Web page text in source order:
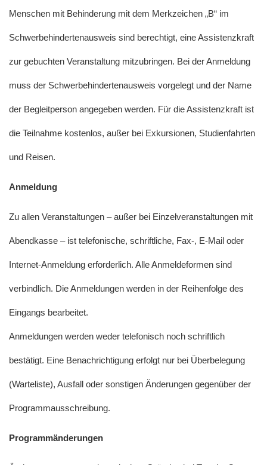
Menschen mit Behinderung mit dem Merkzeichen „B“ im
Schwerbehindertenausweis sind berechtigt, eine Assistenzkraft
zur gebuchten Veranstaltung mitzubringen. Bei der Anmeldung
muss der Schwerbehindertenausweis vorgelegt und der Name
der Begleitperson angegeben werden. Für die Assistenzkraft ist
die Teilnahme kostenlos, außer bei Exkursionen, Studienfahrten
und Reisen.
Anmeldung
Zu allen Veranstaltungen – außer bei Einzelveranstaltungen mit
Abendkasse – ist telefonische, schriftliche, Fax-, E-Mail oder
Internet-Anmeldung erforderlich. Alle Anmeldeformen sind
verbindlich. Die Anmeldungen werden in der Reihenfolge des
Eingangs bearbeitet.
Anmeldungen werden weder telefonisch noch schriftlich
bestätigt. Eine Benachrichtigung erfolgt nur bei Überbelegung
(Warteliste), Ausfall oder sonstigen Änderungen gegenüber der
Programmausschreibung.
Programmänderungen